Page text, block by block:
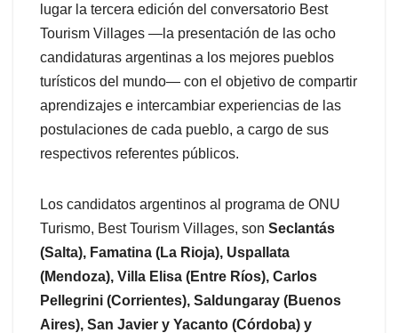
lugar la tercera edición del conversatorio Best
Tourism Villages —la presentación de las ocho
candidaturas argentinas a los mejores pueblos
turísticos del mundo— con el objetivo de compartir
aprendizajes e intercambiar experiencias de las
postulaciones de cada pueblo, a cargo de sus
respectivos referentes públicos.
Los candidatos argentinos al programa de ONU
Turismo, Best Tourism Villages, son Seclantás
(Salta), Famatina (La Rioja), Uspallata
(Mendoza), Villa Elisa (Entre Ríos), Carlos
Pellegrini (Corrientes), Saldungaray (Buenos
Aires), San Javier y Yacanto (Córdoba) y